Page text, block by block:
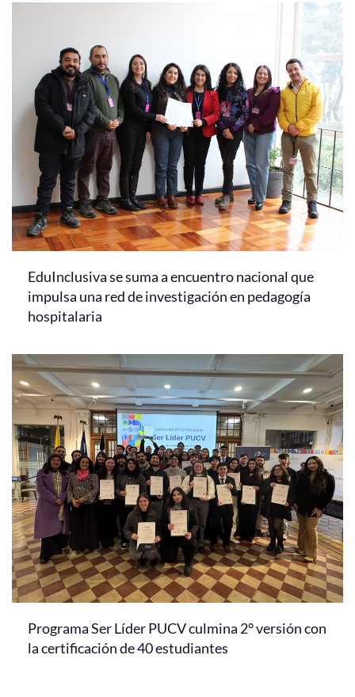
EduInclusiva se suma a encuentro nacional que
impulsa una red de investigación en pedagogía
hospitalaria
Programa Ser Líder PUCV culmina 2° versión con
la certificación de 40 estudiantes